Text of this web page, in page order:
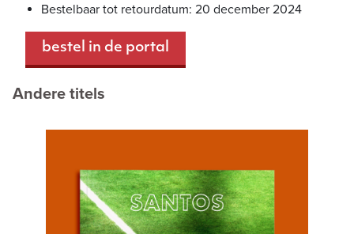
Bestelbaar tot retourdatum: 20 december 2024
bestel in de portal
Andere titels